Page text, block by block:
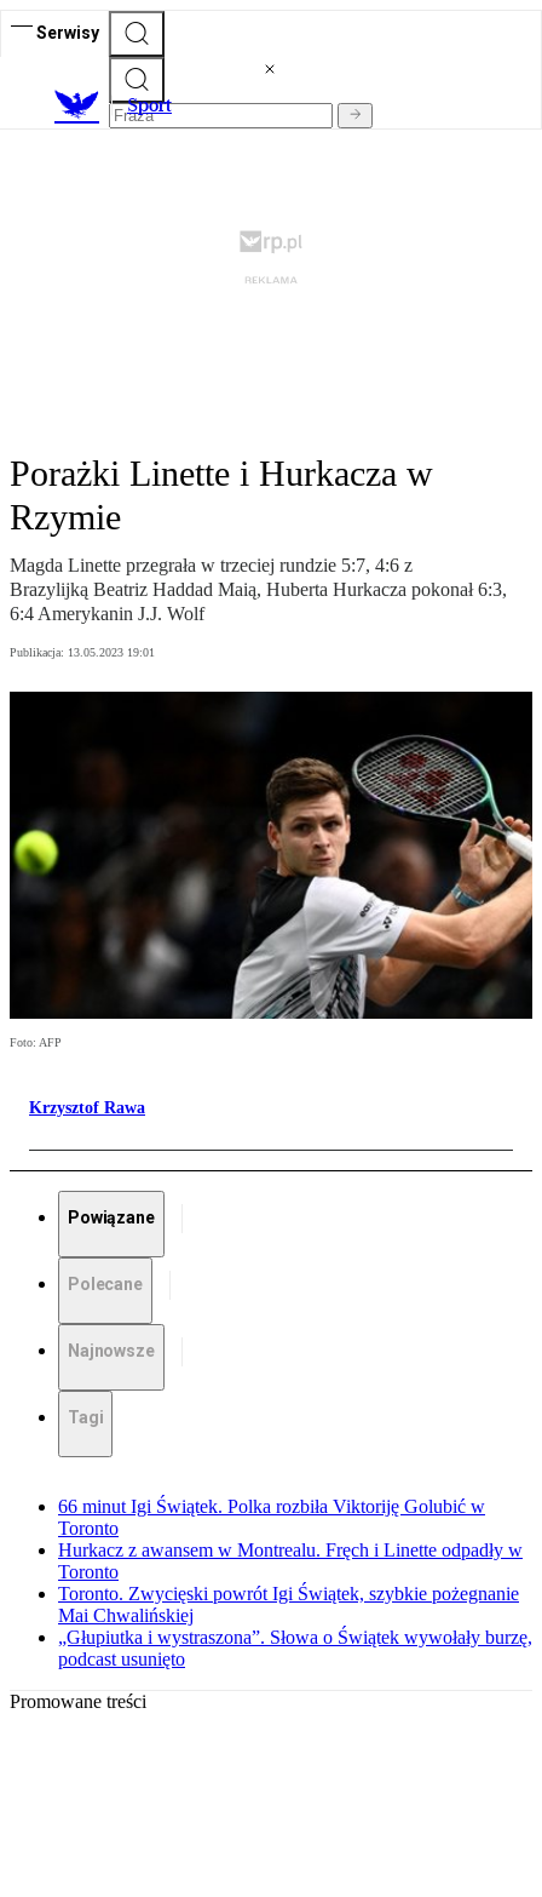
Serwisy
Sport
Porażki Linette i Hurkacza w
Rzymie
Magda Linette przegrała w trzeciej rundzie 5:7, 4:6 z
Brazylijką Beatriz Haddad Maią, Huberta Hurkacza pokonał 6:3,
6:4 Amerykanin J.J. Wolf
Publikacja: 13.05.2023 19:01
Foto: AFP
Krzysztof Rawa
Powiązane
Polecane
Najnowsze
Tagi
66 minut Igi Świątek. Polka rozbiła Viktoriję Golubić w
Toronto
Hurkacz z awansem w Montrealu. Fręch i Linette odpadły w
Toronto
Toronto. Zwycięski powrót Igi Świątek, szybkie pożegnanie
Mai Chwalińskiej
„Głupiutka i wystraszona”. Słowa o Świątek wywołały burzę,
podcast usunięto
Promowane treści